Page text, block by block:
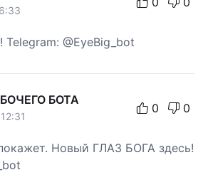
@EyeBig_bot
БОТА
0 0
Новый ГЛАЗ БОГА здесь!